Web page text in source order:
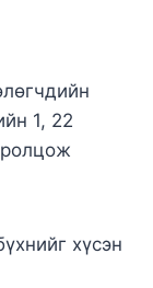
1, 22
хүсэн